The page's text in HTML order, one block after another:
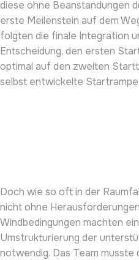
diese ohne Beanstandungen
erste Meilenstein auf dem
folgten die finale Integration
Entscheidung, den ersten
optimal auf den zweiten
selbst entwickelte
Doch wie so oft in der
nicht ohne
Windbedingungen machten
Umstrukturierung der
notwendig. Das Team